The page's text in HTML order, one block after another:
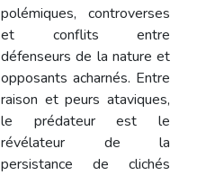
polémiques, controverses
et conflits entre
défenseurs de la nature et
opposants acharnés. Entre
raison et peurs ataviques,
le prédateur est le
révélateur de la
persistance de clichés